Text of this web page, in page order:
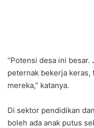
“Potensi desa ini besar.
peternak bekerja keras,
mereka,” katanya.
Di sektor pendidikan
boleh ada anak putus